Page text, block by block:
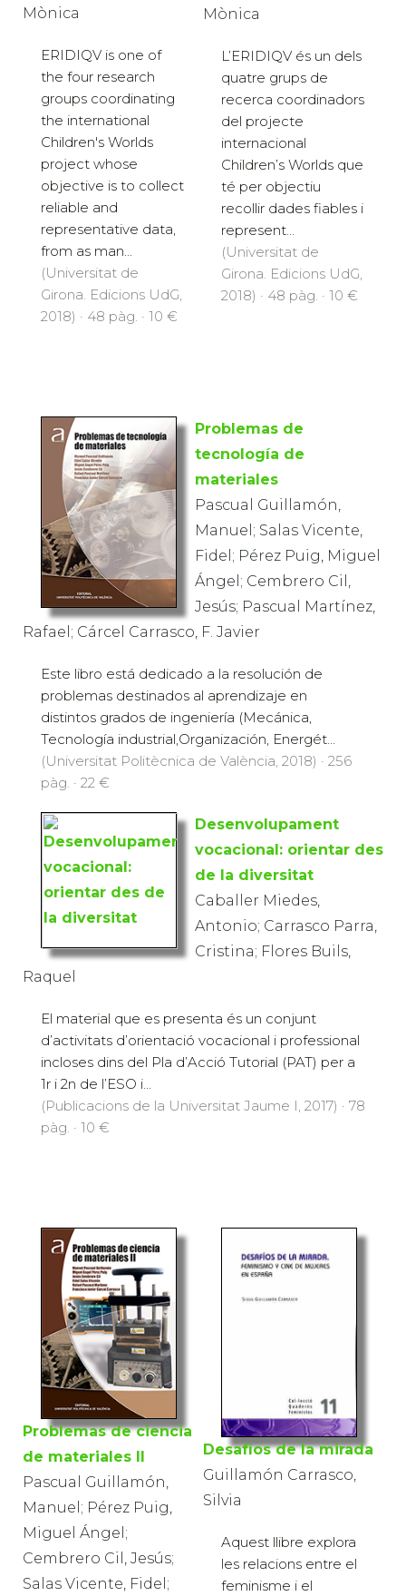
Mònica
ERIDIQV is one of
the four research
groups coordinating
the international
Children's Worlds
project whose
objective is to collect
reliable and
representative data,
from as man...
(Universitat de
Girona. Edicions UdG,
2018) · 48 pàg. · 10 €
Mònica
L’ERIDIQV és un dels
quatre grups de
recerca coordinadors
del projecte
internacional
Children’s Worlds que
té per objectiu
recollir dades fiables i
represent...
(Universitat de
Girona. Edicions UdG,
2018) · 48 pàg. · 10 €
Problemas de
tecnología de
materiales
Pascual Guillamón,
Manuel; Salas Vicente,
Fidel; Pérez Puig, Miguel
Ángel; Cembrero Cil,
Jesús; Pascual Martínez,
Rafael; Cárcel Carrasco, F. Javier
Este libro está dedicado a la resolución de
problemas destinados al aprendizaje en
distintos grados de ingeniería (Mecánica,
Tecnología industrial,Organización, Energét...
(Universitat Politècnica de València, 2018) · 256
pàg. · 22 €
Desenvolupament
vocacional: orientar des
de la diversitat
Caballer Miedes,
Antonio; Carrasco Parra,
Cristina; Flores Buils,
Raquel
El material que es presenta és un conjunt
d’activitats d’orientació vocacional i professional
incloses dins del Pla d’Acció Tutorial (PAT) per a
1r i 2n de l’ESO i...
(Publicacions de la Universitat Jaume I, 2017) · 78
pàg. · 10 €
Problemas de ciencia
de materiales II
Pascual Guillamón,
Manuel; Pérez Puig,
Miguel Ángel;
Cembrero Cil, Jesús;
Salas Vicente, Fidel;
Desafíos de la mirada
Guillamón Carrasco,
Silvia
Aquest llibre explora
les relacions entre el
feminisme i el